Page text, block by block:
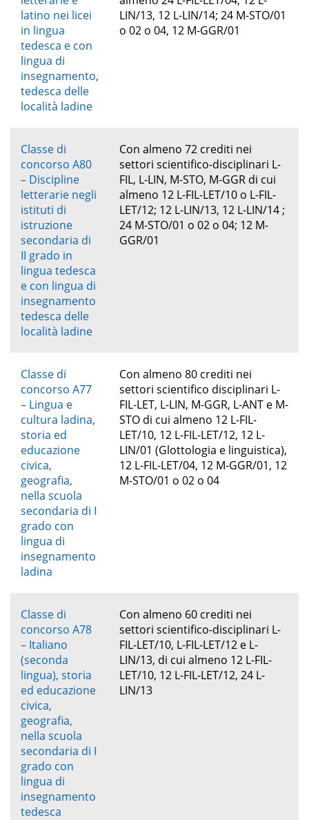
latino nei licei
in lingua
tedesca e con
lingua di
insegnamento,
tedesca delle
località ladine
LIN/13, 12 L-LIN/14; 24 M-STO/01
o 02 o 04, 12 M-GGR/01
Classe di
concorso A80
– Discipline
letterarie negli
istituti di
istruzione
secondaria di
II grado in
lingua tedesca
e con lingua di
insegnamento
tedesca delle
località ladine
Con almeno 72 crediti nei
settori scientifico-disciplinari L-
FIL, L-LIN, M-STO, M-GGR di cui
almeno 12 L-FIL-LET/10 o L-FIL-
LET/12; 12 L-LIN/13, 12 L-LIN/14 ;
24 M-STO/01 o 02 o 04; 12 M-
GGR/01
Classe di
concorso A77
– Lingua e
cultura ladina,
storia ed
educazione
civica,
geografia,
nella scuola
secondaria di I
grado con
lingua di
insegnamento
ladina
Con almeno 80 crediti nei
settori scientifico disciplinari L-
FIL-LET, L-LIN, M-GGR, L-ANT e M-
STO di cui almeno 12 L-FIL-
LET/10, 12 L-FIL-LET/12, 12 L-
LIN/01 (Glottologia e linguistica),
12 L-FIL-LET/04, 12 M-GGR/01, 12
M-STO/01 o 02 o 04
Classe di
concorso A78
– Italiano
(seconda
lingua), storia
ed educazione
civica,
geografia,
nella scuola
secondaria di I
grado con
lingua di
insegnamento
tedesca
Con almeno 60 crediti nei
settori scientifico-disciplinari L-
FIL-LET/10, L-FIL-LET/12 e L-
LIN/13, di cui almeno 12 L-FIL-
LET/10, 12 L-FIL-LET/12, 24 L-
LIN/13